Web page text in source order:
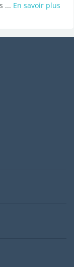
... En savoir plus